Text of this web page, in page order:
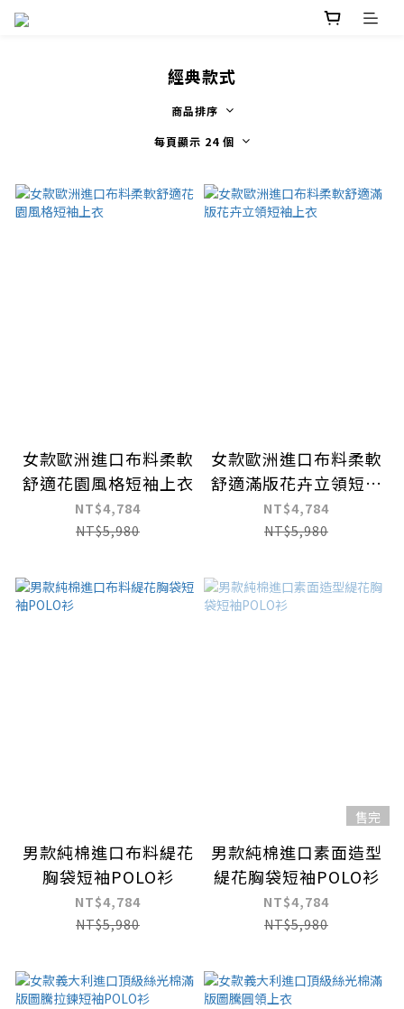
經典款式
商品排序
每頁顯示 24 個
女款歐洲進口布料柔軟
舒適花園風格短袖上衣
NT$4,784
NT$5,980
女款歐洲進口布料柔軟
舒適滿版花卉立領短袖
上衣
NT$4,784
NT$5,980
男款純棉進口布料緹花
胸袋短袖POLO衫
NT$4,784
NT$5,980
售完
男款純棉進口素面造型
緹花胸袋短袖POLO衫
NT$4,784
NT$5,980